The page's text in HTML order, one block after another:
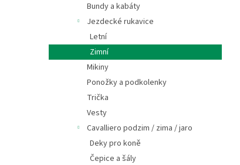
Bundy a kabáty
Jezdecké rukavice
Letní
Zimní
Mikiny
Ponožky a podkolenky
Trička
Vesty
Cavalliero podzim / zima / jaro
Deky pro koně
Čepice a šály